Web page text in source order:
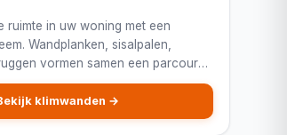
ruimte in uw woning met een
Wandplanken, sisalpalen,
vormen samen een parcours
kat. Ruimtebesparend en geschikt
klimwanden →